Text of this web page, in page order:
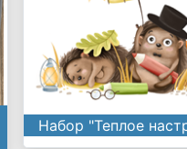
Набор "Теплое